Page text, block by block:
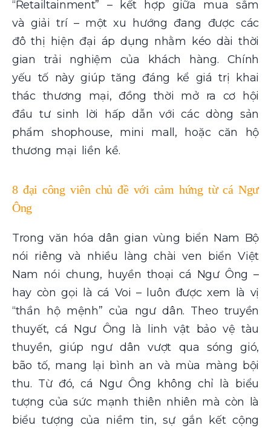
“Retailtainment” – kết hợp giữa mua sắm
và giải trí – một xu hướng đang được các
đô thị hiện đại áp dụng nhằm kéo dài thời
gian trải nghiệm của khách hàng. Chính
yếu tố này giúp tăng đáng kể giá trị khai
thác thương mại, đồng thời mở ra cơ hội
đầu tư sinh lời hấp dẫn với các dòng sản
phẩm shophouse, mini mall, hoặc căn hộ
thương mại liền kề.
8 đại công viên chủ đề với cảm hứng từ cá Ngư
Ông
Trong văn hóa dân gian vùng biển Nam Bộ
nói riêng và nhiều làng chài ven biển Việt
Nam nói chung, huyền thoại cá Ngư Ông –
hay còn gọi là cá Voi – luôn được xem là vị
“thần hộ mệnh” của ngư dân. Theo truyền
thuyết, cá Ngư Ông là linh vật bảo vệ tàu
thuyền, giúp ngư dân vượt qua sóng gió,
bão tố, mang lại bình an và mùa màng bội
thu. Từ đó, cá Ngư Ông không chỉ là biểu
tượng của sức mạnh thiên nhiên mà còn là
biểu tượng của niềm tin, sự gắn kết cộng